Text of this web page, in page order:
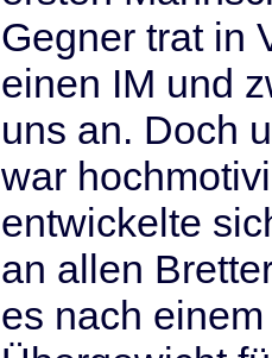
Gegner trat in
einen IM und
uns an. Doch
war
entwickelte
an allen
es nach